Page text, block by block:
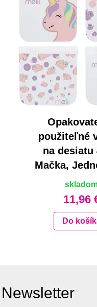
použiteľné
na desiatu
Mačka,
11,96
Do
Newsletter